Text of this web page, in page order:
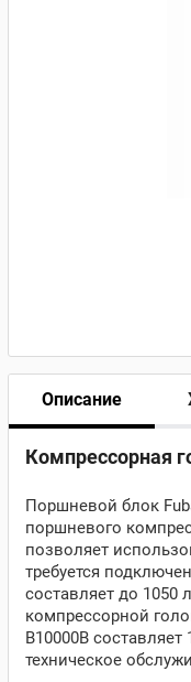
Описание
Компрессорная
Поршневой блок
поршневого
позволяет
требуется
составляет до 1050
компрессорной
B10000B
техническое